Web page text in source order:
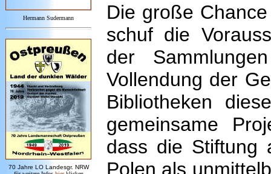
Hermann Sudermann
70 Jahre LO Landesgr. NRW
Die große
schuf die
der
Vollendung der
Bibliotheken
gemeinsame
dass die Stiftung
Polen als